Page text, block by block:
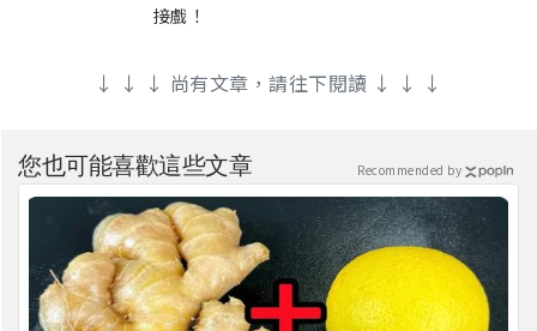
接戲！
↓ ↓ ↓ 尚有文章，請往下閱讀 ↓ ↓ ↓
您也可能喜歡這些文章 Recommended by